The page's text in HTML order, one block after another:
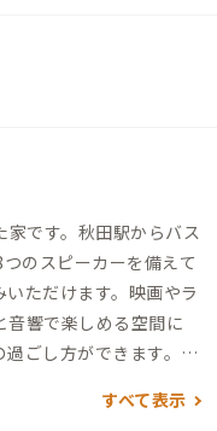
家です。秋田駅からバス
のスピーカーを備えて
ただけます。映画やラ
音響で楽しめる空間に
ごし方ができます。
ョンをリノベーション
すべて表示